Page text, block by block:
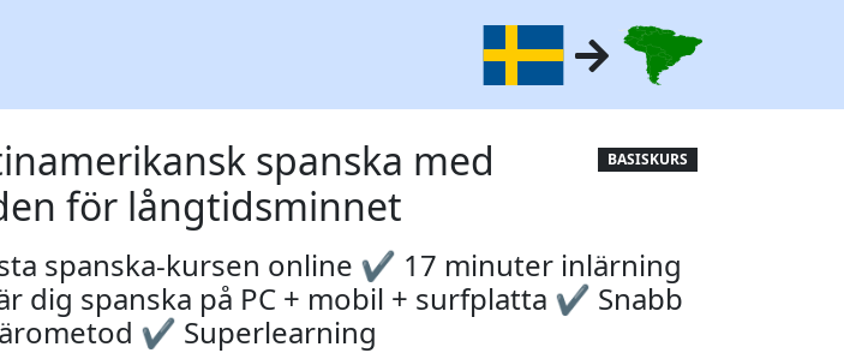
BASISKURS
spanska med
för långtidsminnet
spanska-kursen online ✔ 17 minuter inlärning
dig spanska på PC + mobil + surfplatta ✔ Snabb
✔ Superlearning